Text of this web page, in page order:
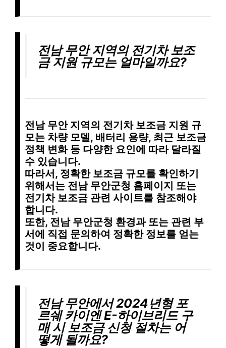
전남 무안 지역의 전기차 보조
금 지원 규모는 얼마일까요?
전남 무안 지역의 전기차 보조금 지원 규
모는 차량 모델, 배터리 용량, 최근 보조금
정책 변화 등 다양한 요인에 따라 달라질
수 있습니다.
따라서, 정확한 보조금 규모를 확인하기
위해서는 전남 무안군청 홈페이지 또는
전기차 보조금 관련 사이트를 참조해야
합니다.
또한, 전남 무안군청 환경과 또는 관련 부
서에 직접 문의하여 정확한 정보를 얻는
것이 중요합니다.
전남 무안에서 2024년형 포
르쉐 카이엔 E-하이브리드 구
매 시 보조금 신청 절차는 어
떻게 될까요?